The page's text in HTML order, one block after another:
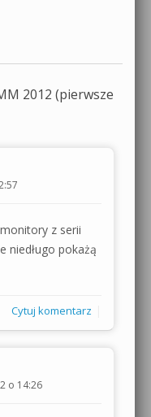
2012 (pierwsze
z serii
niedługo pokażą
Cytuj komentarz
o 14:26